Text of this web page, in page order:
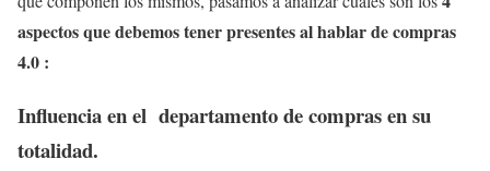
aspectos que debemos tener presentes al hablar de compras
4.0 :
Influencia en el departamento de compras en su
totalidad.